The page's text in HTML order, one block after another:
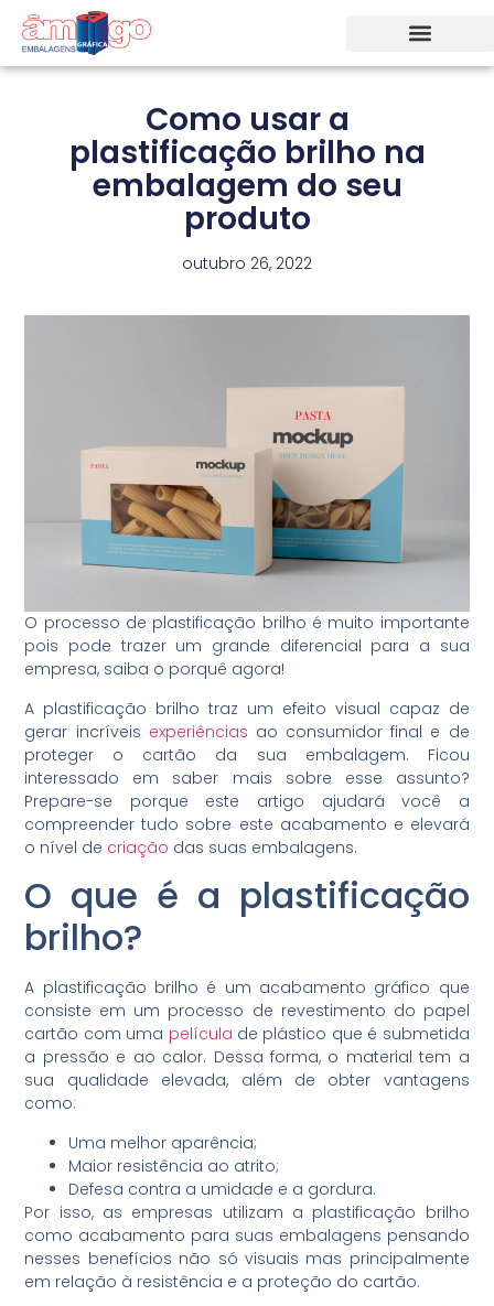
Como usar a
plastificação brilho na
embalagem do seu
produto
outubro 26, 2022
O processo de plastificação brilho é muito importante
pois pode trazer um grande diferencial para a sua
empresa, saiba o porquê agora!
A plastificação brilho traz um efeito visual capaz de
gerar incríveis experiências ao consumidor final e de
proteger o cartão da sua embalagem. Ficou
interessado em saber mais sobre esse assunto?
Prepare-se porque este artigo ajudará você a
compreender tudo sobre este acabamento e elevará
o nível de criação das suas embalagens.
O que é a plastificação
brilho?
A plastificação brilho é um acabamento gráfico que
consiste em um processo de revestimento do papel
cartão com uma película de plástico que é submetida
a pressão e ao calor. Dessa forma, o material tem a
sua qualidade elevada, além de obter vantagens
como:
Uma melhor aparência;
Maior resistência ao atrito;
Defesa contra a umidade e a gordura.
Por isso, as empresas utilizam a plastificação brilho
como acabamento para suas embalagens pensando
nesses benefícios não só visuais mas principalmente
em relação à resistência e a proteção do cartão.